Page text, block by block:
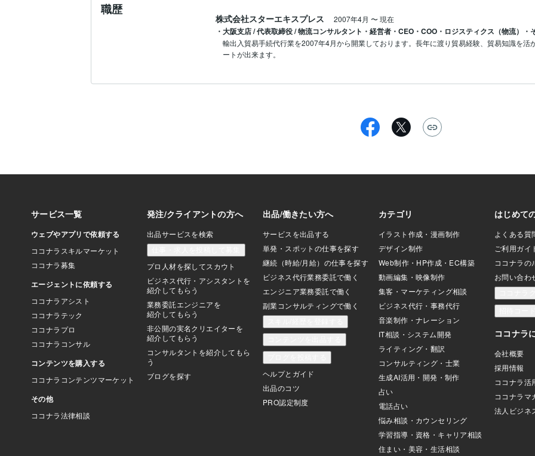
職歴
株式会社スターエキスプレス 2007年4月 〜現在
・大阪支店 / 代表取締役 / 物流コンサルタント・経営者・CEO・COO・ロジスティクス（物流）・
輸出入貿易手続代行業を2007年4月から開業しております。長年に渡り貿易経験、貿易知識を
ートが出来ます。